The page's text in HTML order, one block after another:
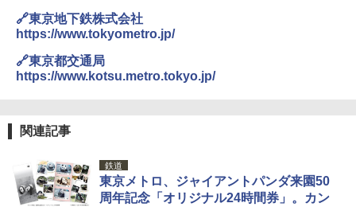
🔗東京地下鉄株式会社
https://www.tokyometro.jp/
🔗東京都交通局
https://www.kotsu.metro.tokyo.jp/
関連記事
鉄道
東京メトロ、ジャイアントパンダ来園50
周年記念「オリジナル24時間券」。カン